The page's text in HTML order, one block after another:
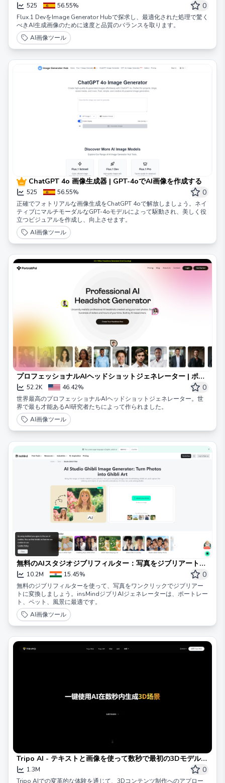
525 56.55% 0
Flux.1 DevをImage Generator Hubで探求し、最適化された処理で驚く
べきAI生成画像のために速度と品質のバランスを取ります。
AI画像ツール
ChatGPT 4o 画像生成器 | GPT-4oでAI画像を作成する
525 56.55% 0
正確でフォトリアルな画像生成をChatGPT 4oで解放しましょう。ネイ
ティブにマルチモーダルなGPT-4oモデルによって駆動され、美しく役
立つビジュアルを作成し、向上させます。
AI画像ツール
プロフェッショナルAIヘッドショットジェネレーター | ポー
トレートパル
52.2K 46.42% 0
世界最高のプロフェッショナルAIヘッドショットジェネレーター。世
界で最も才能あるAI研究者たちによって作られました。
AI画像ツール
無料のAIスタジオジブリフィルター：写真をジブリアートに
変換するジェネレーター | insMind
10.2M 15.45% 0
無料のジブリフィルターを使って、写真をワンクリックでジブリアー
トに変換しましょう。insMindジブリAIジェネレーターは、ポートレー
ト、ペット、風景に最適です。
AI画像ツール
Tripo AI - テキストと画像を使って数秒で最初の3Dモデルを
作成する
1.3M 0
Tripo AIでの変革的な体験を通じて、3Dコンテンツ制作へのアプロー